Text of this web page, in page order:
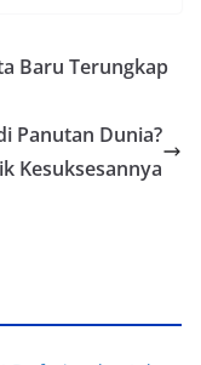
Baru Terungkap
Panutan Dunia?
Kesuksesannya